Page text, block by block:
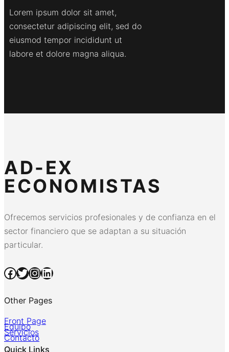
Lorem ipsum dolor sit amet,
consectetur adipiscing elit, sed do
eiusmod tempor incididunt ut
labore et dolore magna aliqua.
AD-EX
ECONOMISTAS
Ofrecemos servicios profesionales y de confianza en el
sector financiero que se adaptan a su situación
particular.
Facebook Twitter InstagramLinkedIn
Other Pages
Front Page
Equipo
Servicios
Contacto
Quick Links